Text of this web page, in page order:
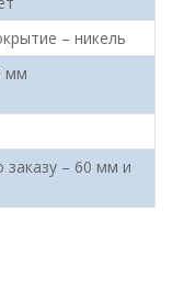
– никель
мм
заказу – 60 мм и